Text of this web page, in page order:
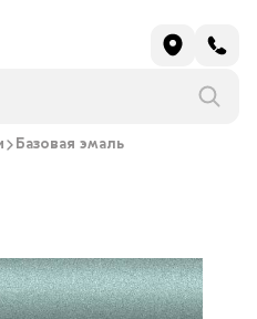
Базовая эмаль